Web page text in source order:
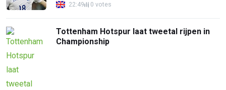
22:49 0 votes
Tottenham Hotspur laat tweetal rijpen in
Championship